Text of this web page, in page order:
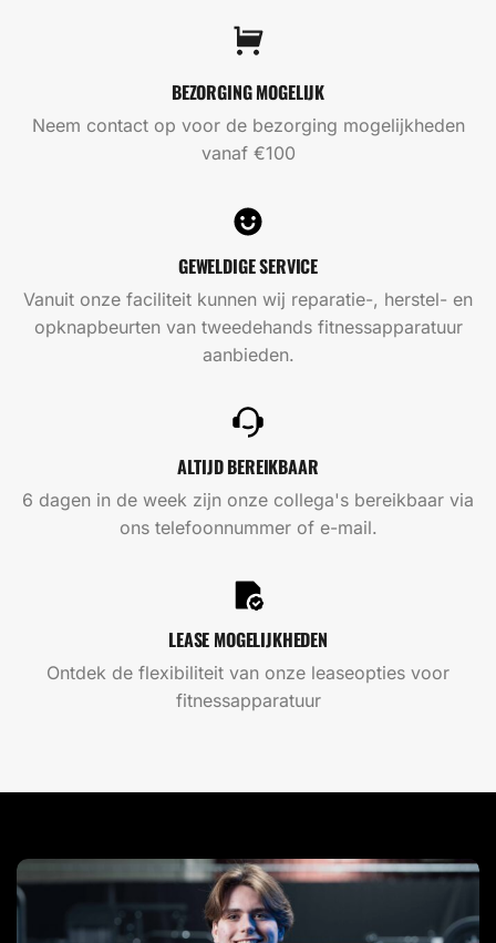
BEZORGING MOGELIJK
Neem contact op voor de bezorging mogelijkheden
vanaf €100
GEWELDIGE SERVICE
Vanuit onze faciliteit kunnen wij reparatie-, herstel- en
opknapbeurten van tweedehands fitnessapparatuur
aanbieden.
ALTIJD BEREIKBAAR
6 dagen in de week zijn onze collega's bereikbaar via
ons telefoonnummer of e-mail.
LEASE MOGELIJKHEDEN
Ontdek de flexibiliteit van onze leaseopties voor
fitnessapparatuur